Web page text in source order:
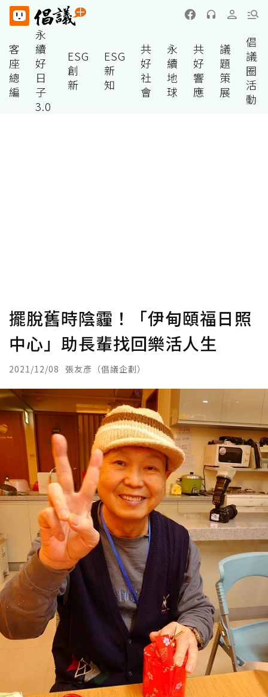
客
座
總
編
永
續
好
日
子
3.0
ESG
創
新
ESG
新
知
共
好
社
會
永
續
地
球
共
好
響
應
議
題
策
展
倡
議
圈
活
動
擺脫舊時陰霾！「伊甸頤福日照
中心」助長輩找回樂活人生
2021/12/08 張友彥（倡議企劃）